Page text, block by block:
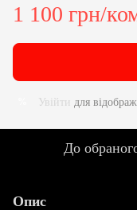
1 100 грн/
Увійти для
До
Опис